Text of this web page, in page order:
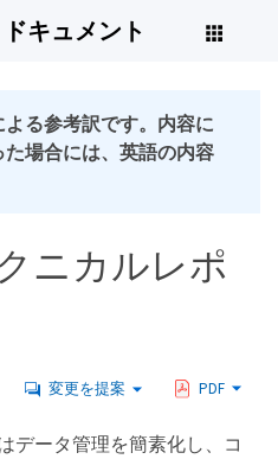
ドキュメント
る参考訳です。内容に
場合には、英語の内容
クニカルレポ
変更を提案 PDF
データ管理を簡素化し、コ